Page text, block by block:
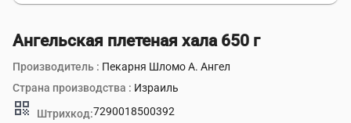
Ангельская плетеная хала 650 г
Производитель : Пекарня Шломо А. Ангел
Страна производства : Израиль
qr_code Штрихкод:7290018500392